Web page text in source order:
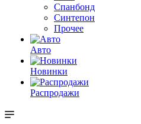
Спанбонд
Синтепон
Прочее
Авто
Новинки
Распродажи